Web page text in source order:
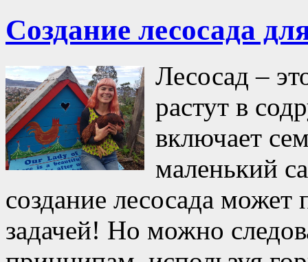
Создание лесосада
Лесосад –
растут в
включает
маленький
создание лесосада может
задачей! Но можно